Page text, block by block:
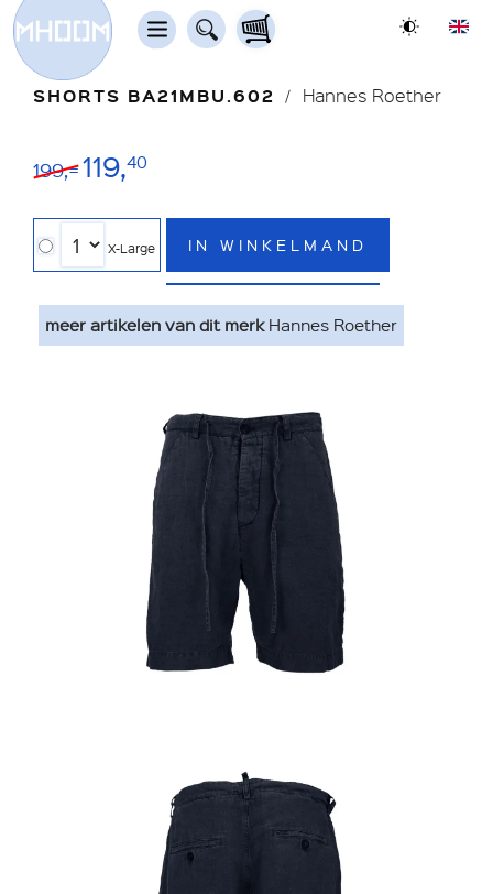
SHORTS BA21MBU.602 Hannes Roether
199,=119,40
X-Large IN WINKELMAND
meer artikelen van dit merkHannes Roether